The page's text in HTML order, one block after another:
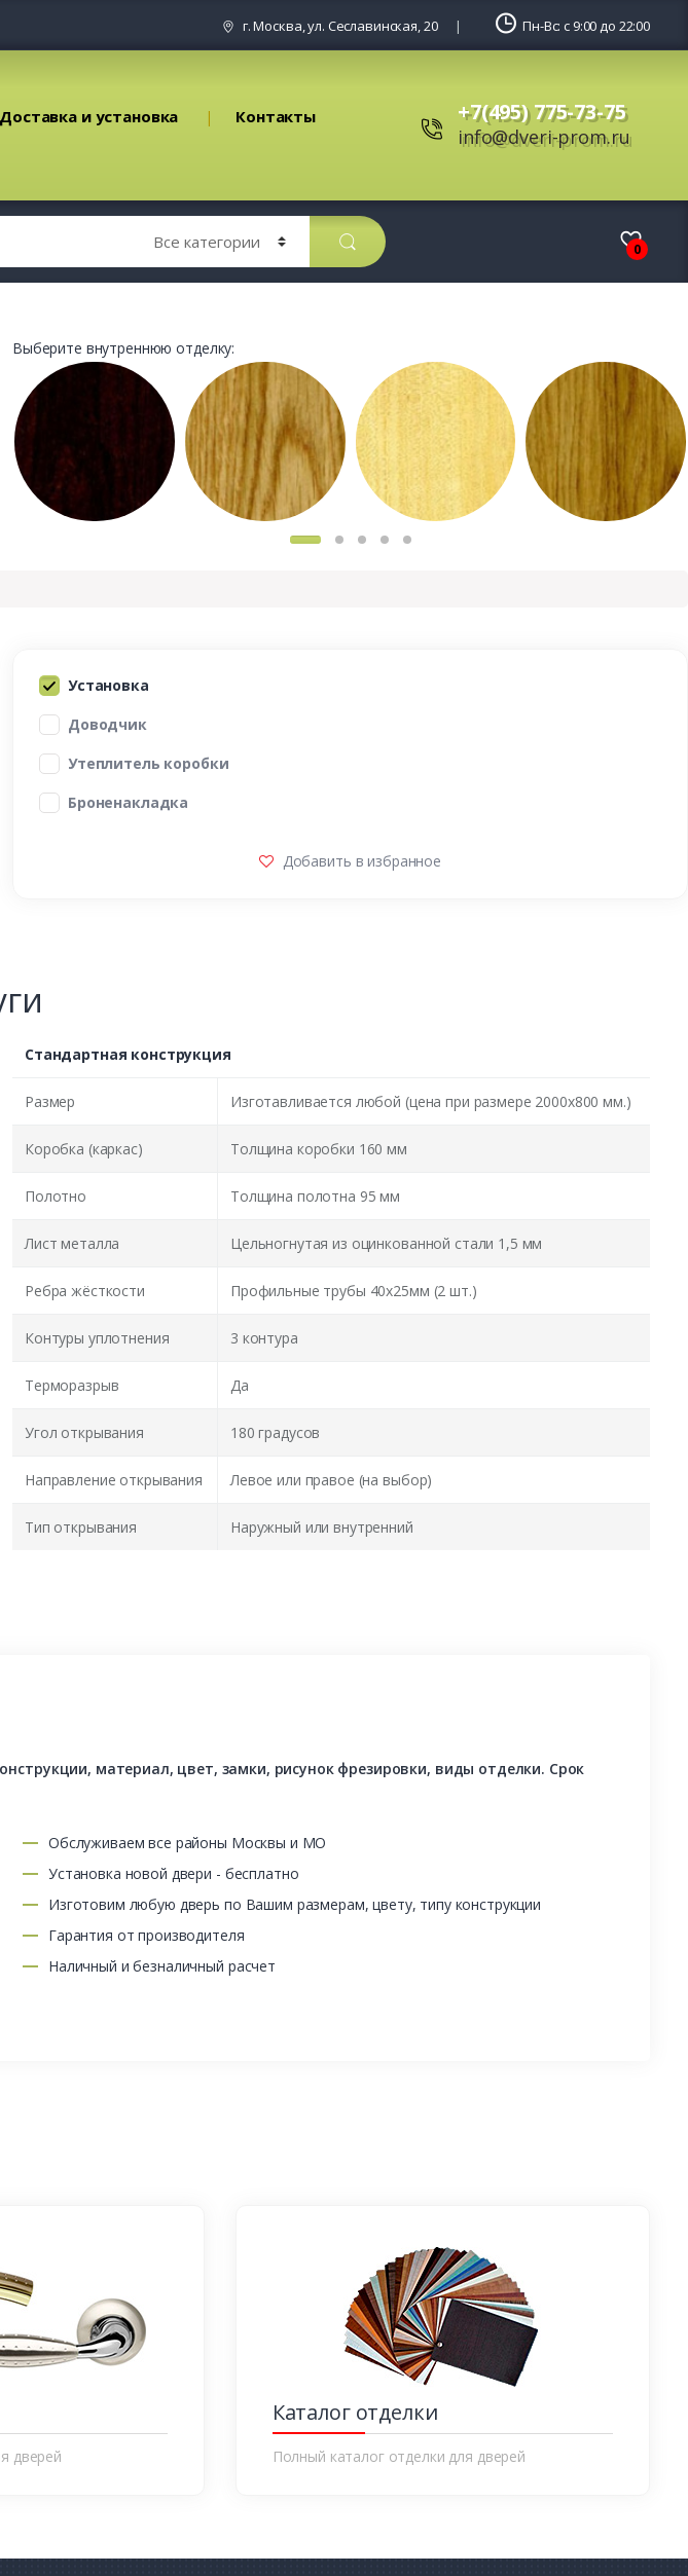
г. Москва, ул. Сеславинская, 20 Пн-Вс: с 9:00 до 22:00
Доставка и установка Контакты +7(495) 775-73-75
info@dveri-prom.ru
0
Выберите внутреннюю отделку:
Установка
Доводчик
Утеплитель коробки
Броненакладка
Добавить в избранное
Стандартная конструкция
Размер Изготавливается любой (цена при размере 2000x800 мм.)
Коробка (каркас) Толщина коробки 160 мм
Полотно Толщина полотна 95 мм
Лист металла Цельногнутая из оцинкованной стали 1,5 мм
Ребра жёсткости Профильные трубы 40х25мм (2 шт.)
Контуры уплотнения 3 контура
Терморазрыв Да
Угол открывания 180 градусов
Направление открывания Левое или правое (на выбор)
Тип открывания Наружный или внутренний
материал, цвет, замки, рисунок фрезировки, виды отделки. Срок
Обслуживаем все районы Москвы и МО
Установка новой двери - бесплатно
Изготовим любую дверь по Вашим размерам, цвету, типу конструкции
Гарантия от производителя
Наличный и безналичный расчет
дверей
Каталог отделки
Полный каталог отделки для дверей